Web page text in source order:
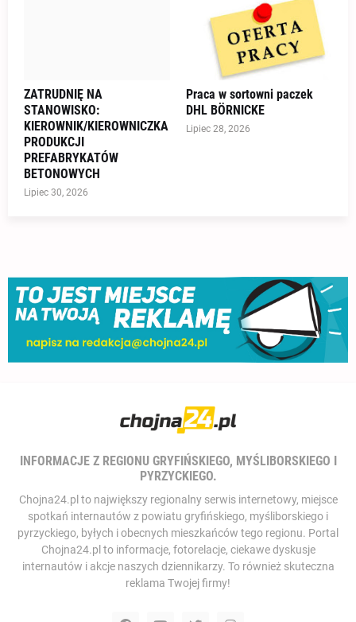
ZATRUDNIĘ NA
STANOWISKO:
KIEROWNIK/KIEROWNICZKA
PRODUKCJI
PREFABRYKATÓW
BETONOWYCH
Lipiec 30, 2026
Praca w sortowni paczek
DHL BÖRNICKE
Lipiec 28, 2026
INFORMACJE Z REGIONU GRYFIŃSKIEGO, MYŚLIBORSKIEGO I
PYRZYCKIEGO.
Chojna24.pl to największy regionalny serwis internetowy, miejsce
spotkań internautów z powiatu gryfińskiego, myśliborskiego i
pyrzyckiego, byłych i obecnych mieszkańców tego regionu. Portal
Chojna24.pl to informacje, fotorelacje, ciekawe dyskusje
internautów i akcje naszych dziennikarzy. To również skuteczna
reklama Twojej firmy!